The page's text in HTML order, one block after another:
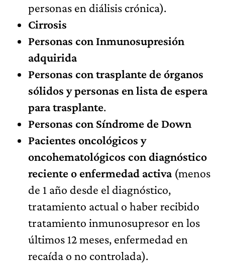
personas en diálisis crónica).
Cirrosis
Personas con Inmunosupresión
adquirida
Personas con trasplante de órganos
sólidos y personas en lista de espera
para trasplante.
Personas con Síndrome de Down
Pacientes oncológicos y
oncohematológicos con diagnóstico
reciente o enfermedad activa(menos
de 1 año desde el diagnóstico,
tratamiento actual o haber recibido
tratamiento inmunosupresor en los
últimos 12 meses, enfermedad en
recaída o no controlada).